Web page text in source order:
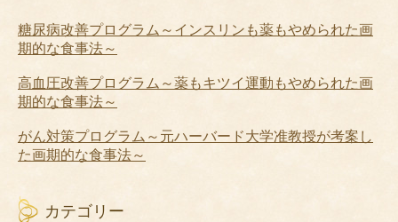
糖尿病改善プログラム～インスリンも薬もやめられた画
期的な食事法～
高血圧改善プログラム～薬もキツイ運動もやめられた画
期的な食事法～
がん対策プログラム～元ハーバード大学准教授が考案し
た画期的な食事法～
カテゴリー